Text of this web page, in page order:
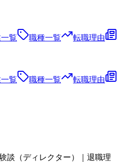
覧 職種一覧
転職理由
覧 職種一覧
転職理由
談（ディレクター）｜退職理